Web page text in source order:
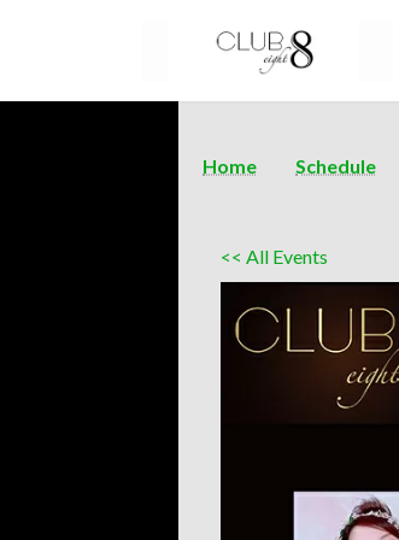
Home Schedule
<< All Events